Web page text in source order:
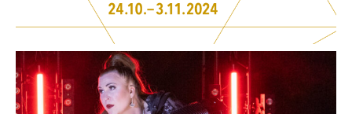
Avaa
kuva
galleriassa